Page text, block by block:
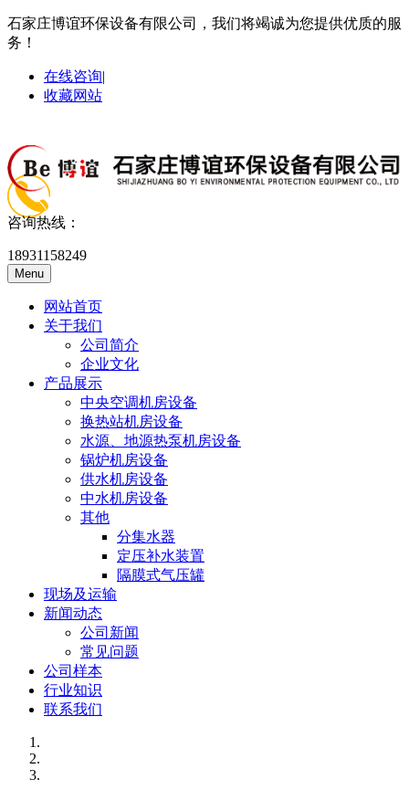
石家庄博谊环保设备有限公司，我们将竭诚为您提供优质的服
务！
在线咨询|
收藏网站
咨询热线：
18931158249
Menu
网站首页
关于我们
公司简介
企业文化
产品展示
中央空调机房设备
换热站机房设备
水源、地源热泵机房设备
锅炉机房设备
供水机房设备
中水机房设备
其他
分集水器
定压补水装置
隔膜式气压罐
现场及运输
新闻动态
公司新闻
常见问题
公司样本
行业知识
联系我们